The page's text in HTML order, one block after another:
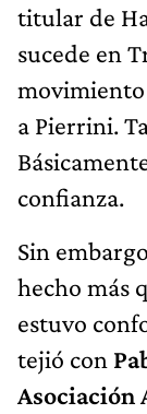
titular de
sucede en
movimiento
a Pierrini.
confianza.
Sin
hecho más
estuvo
tejió con
Asociación